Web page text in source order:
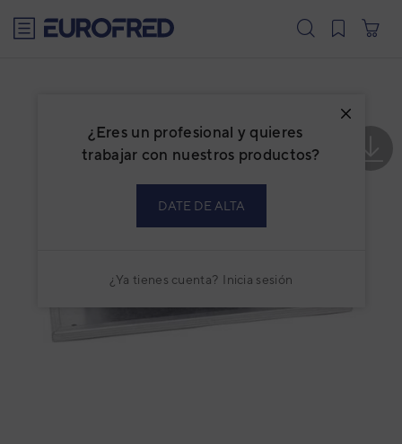
¿Eres un profesional y quieres
trabajar con nuestros productos?
DATE DE ALTA
¿Ya tienes cuenta? Inicia sesión